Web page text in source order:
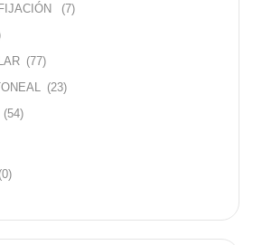
(7)
(77)
(23)
(54)
(0)